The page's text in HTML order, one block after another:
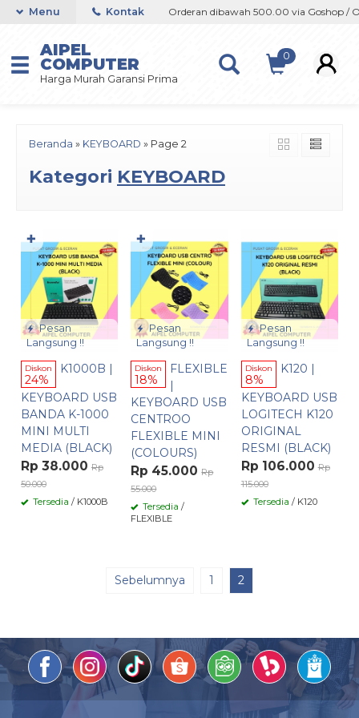
/ Offline / Marketplace Orderan dibawah 500.00 via Goshop /
Menu Kontak
AIPEL
COMPUTER
Harga Murah Garansi Prima
0
Beranda » KEYBOARD » Page 2
Kategori KEYBOARD
Pesan
Langsung !!
Diskon
24%
K1000B |
KEYBOARD USB
BANDA K-1000
MINI MULTI
MEDIA (BLACK)
Rp 38.000 Rp
50.000
Tersedia / K1000B
✚
Pesan
Langsung !!
Diskon
18%
FLEXIBLE
|
KEYBOARD USB
CENTROO
FLEXIBLE MINI
(COLOURS)
Rp 45.000 Rp
55.000
Tersedia /
FLEXIBLE
✚
Pesan
Langsung !!
Diskon
8%
K120 |
KEYBOARD USB
LOGITECH K120
ORIGINAL
RESMI (BLACK)
Rp 106.000 Rp
115.000
Tersedia / K120
Sebelumnya 1 2